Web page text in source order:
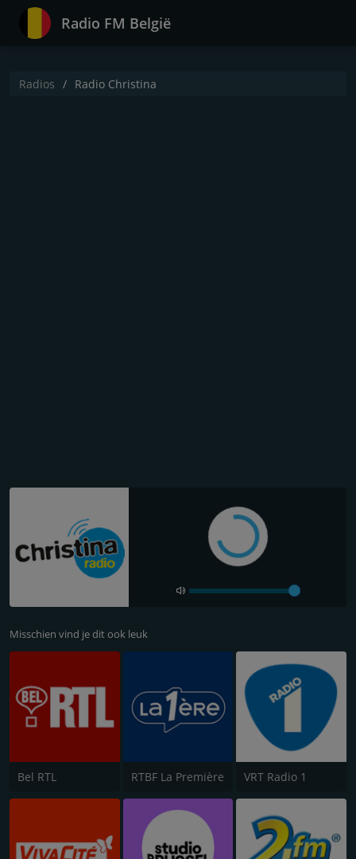
Radio FM België
Radios Radio Christina
Misschien vind je dit ook leuk
Bel RTL RTBF La Première VRT Radio 1